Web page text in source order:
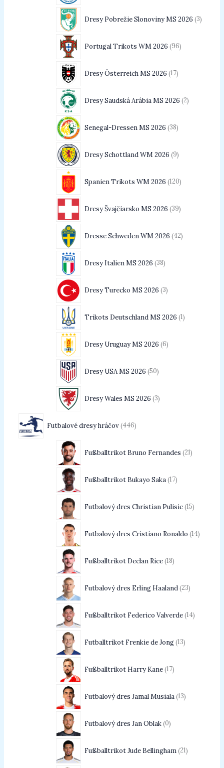
Dresy Pobrežie Slonoviny MS 2026 3
Portugal Trikots WM 2026 96
Dresy Österreich MS 2026 17
Dresy Saudská Arábia MS 2026 2
Senegal-Dressen MS 2026 38
Dresy Schottland WM 2026 9
Spanien Trikots WM 2026 120
Dresy Švajčiarsko MS 2026 39
Dresse Schweden WM 2026 42
Dresy Italien MS 2026 38
Dresy Turecko MS 2026 3
Trikots Deutschland MS 2026 1
Dresy Uruguay MS 2026 6
Dresy USA MS 2026 50
Dresy Wales MS 2026 3
Futbalové dresy hráčov 446
Fußballtrikot Bruno Fernandes 21
Fußballtrikot Bukayo Saka 17
Futbalový dres Christian Pulisic 15
Futbalový dres Cristiano Ronaldo 14
Fußballtrikot Declan Rice 18
Futbalový dres Erling Haaland 23
Fußballtrikot Federico Valverde 14
Futballtrikot Frenkie de Jong 13
Fußballtrikot Harry Kane 17
Futbalový dres Jamal Musiala 13
Futbalový dres Jan Oblak 0
Fußballtrikot Jude Bellingham 21